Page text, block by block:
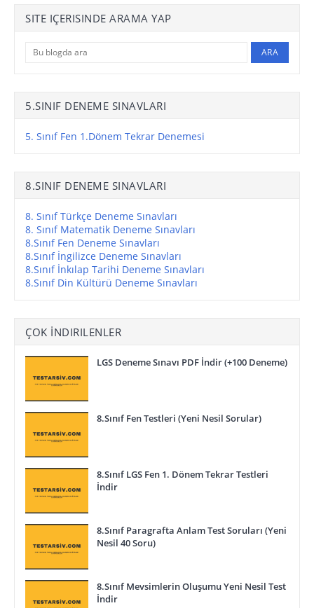
SITE IÇERISINDE ARAMA YAP
5.SINIF DENEME SINAVLARI
5. Sınıf Fen 1.Dönem Tekrar Denemesi
8.SINIF DENEME SINAVLARI
8. Sınıf Türkçe Deneme Sınavları
8. Sınıf Matematik Deneme Sınavları
8.Sınıf Fen Deneme Sınavları
8.Sınıf İngilizce Deneme Sınavları
8.Sınıf İnkılap Tarihi Deneme Sınavları
8.Sınıf Din Kültürü Deneme Sınavları
ÇOK İNDIRILENLER
LGS Deneme Sınavı PDF İndir (+100 Deneme)
8.Sınıf Fen Testleri (Yeni Nesil Sorular)
8.Sınıf LGS Fen 1. Dönem Tekrar Testleri
İndir
8.Sınıf Paragrafta Anlam Test Soruları (Yeni
Nesil 40 Soru)
8.Sınıf Mevsimlerin Oluşumu Yeni Nesil Test
İndir